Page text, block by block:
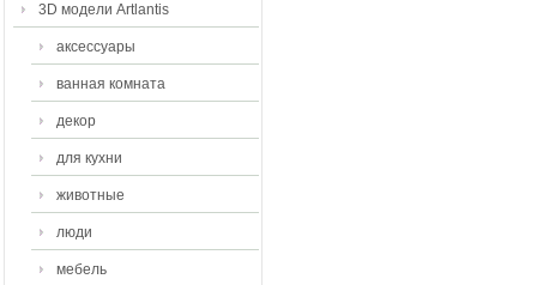
3D модели Artlantis
аксессуары
ванная комната
декор
для кухни
животные
люди
мебель